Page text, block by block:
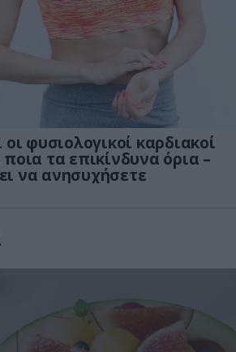
οι φυσιολογικοί καρδιακοί
τα επικίνδυνα όρια –
να ανησυχήσετε